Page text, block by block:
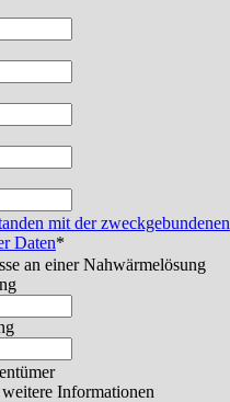
mit der zweckgebundenen
Daten*
an einer Nahwärmelösung
Informationen